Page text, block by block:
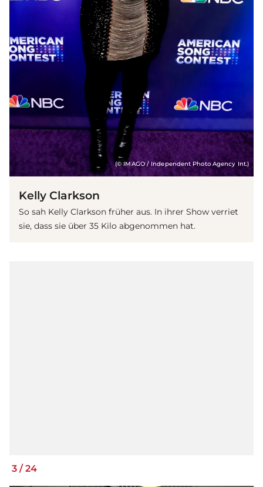
(© IMAGO / Independent Photo Agency Int.)
Kelly Clarkson
So sah Kelly Clarkson früher aus. In ihrer Show verriet
sie, dass sie über 35 Kilo abgenommen hat.
3 / 24